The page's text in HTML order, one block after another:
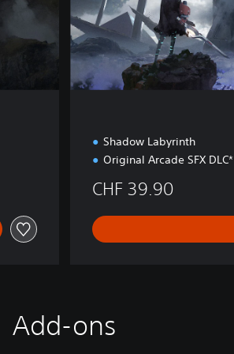
n
Shadow Labyrinth
Original Arcade SFX DLC*
CHF 39.90
Add-ons